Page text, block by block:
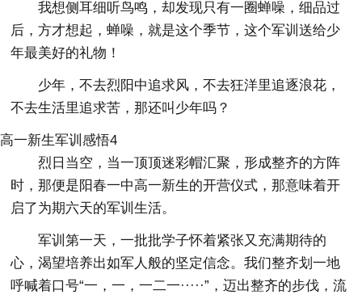
我想侧耳细听鸟鸣，却发现只有一圈蝉噪，细品过
后，方才想起，蝉噪，就是这个季节，这个军训送给少
年最美好的礼物！
少年，不去烈阳中追求风，不去狂洋里追逐浪花，
不去生活里追求苦，那还叫少年吗？
高一新生军训感悟4
烈日当空，当一顶顶迷彩帽汇聚，形成整齐的方阵
时，那便是阳春一中高一新生的开营仪式，那意味着开
启了为期六天的军训生活。
军训第一天，一批批学子怀着紧张又充满期待的
心，渴望培养出如军人般的坚定信念。我们整齐划一地
呼喊着口号“一，一，一二一·····”，迈出整齐的步伐，流